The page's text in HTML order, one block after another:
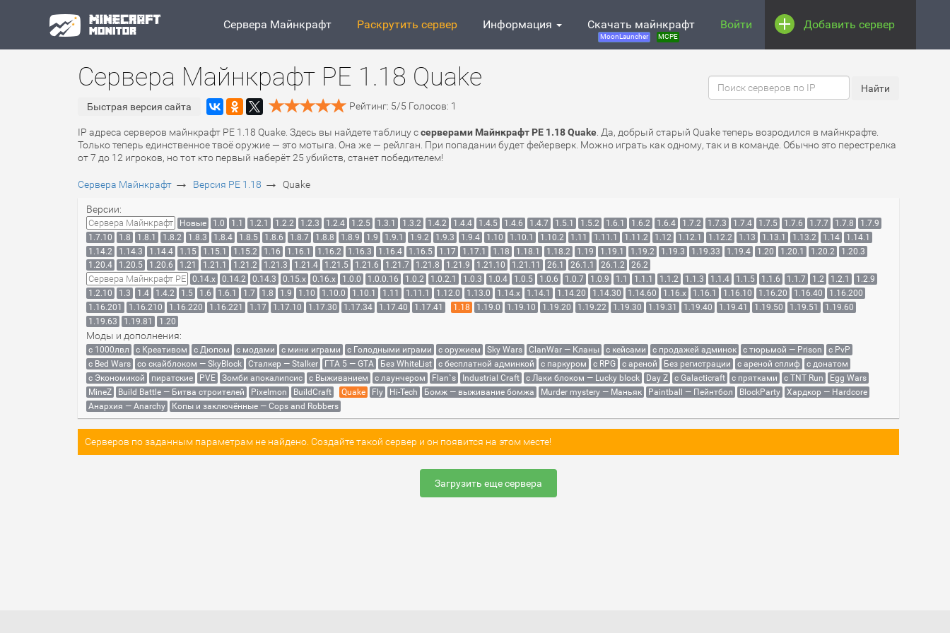
Сервера Майнкрафт Раскрутить сервер Информация Скачать майнкрафт
MoonLauncher MCPE
Войти Добавить сервер
Сервера Майнкрафт PE 1.18 Quake
Быстрая версия сайта Рейтинг: 5/5 Голосов: 1
IP адреса серверов майнкрафт PE 1.18 Quake. Здесь вы найдете таблицу ссерверами Майнкрафт PE 1.18 Quake . Да, добрый старый Quake теперь возродился в майнкрафте.
Только теперь единственное твоё оружие — это мотыга. Она же — рейлган. При попадании будет фейерверк. Можно играть как одному, так и в команде. Обычно это перестрелка
от 7 до 12 игроков, но тот кто первый наберёт 25 убийств, станет победителем!
Сервера Майнкрафт → Версия PE 1.18 → Quake
Версии:
Сервера Майнкрафт Новые 1.0 1.1 1.2.1 1.2.2 1.2.3 1.2.4 1.2.5 1.3.1 1.3.2 1.4.2 1.4.4 1.4.5 1.4.6 1.4.7 1.5.1 1.5.2 1.6.1 1.6.2 1.6.4 1.7.2 1.7.3 1.7.4 1.7.5 1.7.6 1.7.7 1.7.8
1.7.9
1.7.10
1.8 1.8.1 1.8.2 1.8.3 1.8.4 1.8.5 1.8.6 1.8.7 1.8.8 1.8.9 1.9 1.9.1 1.9.2 1.9.3 1.9.4 1.10 1.10.1 1.10.2 1.11 1.11.1 1.11.2 1.12 1.12.1 1.12.2 1.13 1.13.1 1.13.2 1.14
1.14.1
1.14.2
1.14.3 1.14.4 1.15 1.15.1 1.15.2 1.16 1.16.1 1.16.2 1.16.3 1.16.4 1.16.5 1.17 1.17.1 1.18 1.18.1 1.18.2 1.19 1.19.1 1.19.2 1.19.3 1.19.33 1.19.4 1.20 1.20.1 1.20.2
1.20.3
1.20.4
1.20.5 1.20.6 1.21 1.21.1 1.21.2 1.21.3 1.21.4 1.21.5 1.21.6 1.21.7 1.21.8 1.21.9 1.21.10 1.21.11 26.1 26.1.1 26.1.2 26.2
Сервера Майнкрафт PE 0.14.x 0.14.2 0.14.3 0.15.x 0.16.x 1.0.0 1.0.0.16 1.0.2 1.0.2.1 1.0.3 1.0.4 1.0.5 1.0.6 1.0.7 1.0.9 1.1 1.1.1 1.1.2 1.1.3 1.1.4 1.1.5 1.1.6 1.1.7 1.2 1.2.1
1.2.9
1.2.10
1.3 1.4 1.4.2 1.5 1.6 1.6.1 1.7 1.8 1.9 1.10 1.10.0 1.10.1 1.11 1.11.1 1.12.0 1.13.0 1.14.x 1.14.1 1.14.20 1.14.30 1.14.60 1.16.x 1.16.1 1.16.10 1.16.20 1.16.40
1.16.200
1.16.201
1.16.210 1.16.220 1.16.221 1.17 1.17.10 1.17.30 1.17.34 1.17.40 1.17.41 1.18 1.19.0 1.19.10 1.19.20 1.19.22 1.19.30 1.19.31 1.19.40 1.19.41 1.19.50 1.19.51
1.19.60
1.19.63
1.19.81 1.20
Моды и дополнения:
с 1000лвл c Креативом с Дюпом с модами с мини играми с Голодными играми с оружием Sky Wars ClanWar — Кланы с кейсами с продажей админок с тюрьмой — Prison
с PvP
с Bed Wars
со скайблоком — SkyBlock Сталкер — Stalker ГТА 5 — GTA Без WhiteList с бесплатной админкой с паркуром с RPG с ареной Без регистрации с ареной сплиф
с донатом
с Экономикой
пиратские PVE Зомби апокалипсис с Выживанием с лаунчером Flan`s Industrial Craft с Лаки блоком — Lucky block Day Z с Galacticraft с прятками с TNT Run
Egg Wars
MineZ
Build Battle — Битва строителей Pixelmon BuildCraft Quake Fly Hi-Tech Бомж — выживание бомжа Murder mystery — Маньяк Paintball — Пейнтбол BlockParty
Хардкор — Hardcore
Анархия — Anarchy
Копы и заключённые — Cops and Robbers
Серверов по заданным параметрам не найдено. Создайте такой сервер и он появится на этом месте!
Загрузить еще сервера